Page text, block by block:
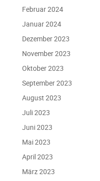
Februar 2024
Januar 2024
Dezember 2023
November 2023
Oktober 2023
September 2023
August 2023
Juli 2023
Juni 2023
Mai 2023
April 2023
März 2023